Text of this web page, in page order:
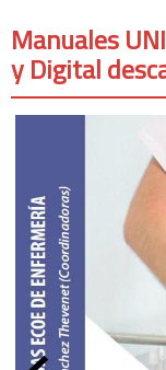
Manuales
y Digital